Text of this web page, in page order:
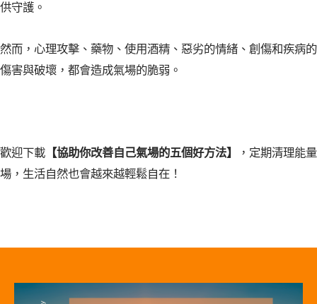
供守護。
然而，心理攻擊、藥物、使用酒精、惡劣的情緒、創傷和疾病的
傷害與破壞，都會造成氣場的脆弱。
歡迎下載 【協助你改善自己氣場的五個好方法】
，定期清理能量
場，生活自然也會越來越輕鬆自在！